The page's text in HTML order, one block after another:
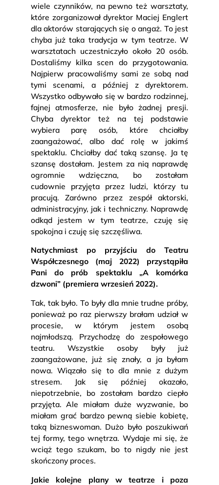
wiele czynników, na pewno też warsztaty,
które zorganizował dyrektor Maciej Englert
dla aktorów starających się o angaż. To jest
chyba już taka tradycja w tym teatrze. W
warsztatach uczestniczyło około 20 osób.
Dostaliśmy kilka scen do przygotowania.
Najpierw pracowaliśmy sami ze sobą nad
tymi scenami, a później z dyrektorem.
Wszystko odbywało się w bardzo rodzinnej,
fajnej atmosferze, nie było żadnej presji.
Chyba dyrektor też na tej podstawie
wybiera parę osób, które chciałby
zaangażować, albo dać rolę w jakimś
spektaklu. Chciałby dać taką szansę. Ja tę
szansę dostałam. Jestem za nią naprawdę
ogromnie wdzięczna, bo zostałam
cudownie przyjęta przez ludzi, którzy tu
pracują. Zarówno przez zespół aktorski,
administracyjny, jak i techniczny. Naprawdę
odkąd jestem w tym teatrze, czuję się
spokojna i czuję się szczęśliwa.
Natychmiast po przyjściu do Teatru
Współczesnego (maj 2022) przystąpiła
Pani do prób spektaklu „A komórka
dzwoni” (premiera wrzesień 2022).
Tak, tak było. To były dla mnie trudne próby,
ponieważ po raz pierwszy brałam udział w
procesie, w którym jestem osobą
najmłodszą. Przychodzę do zespołowego
teatru. Wszystkie osoby były już
zaangażowane, już się znały, a ja byłam
nowa. Wiązało się to dla mnie z dużym
stresem. Jak się później okazało,
niepotrzebnie, bo zostałam bardzo ciepło
przyjęta. Ale miałam duże wyzwanie, bo
miałam grać bardzo pewną siebie kobietę,
taką bizneswoman. Dużo było poszukiwań
tej formy, tego wnętrza. Wydaje mi się, że
wciąż tego szukam, bo to nigdy nie jest
skończony proces.
Jakie kolejne plany w teatrze i poza